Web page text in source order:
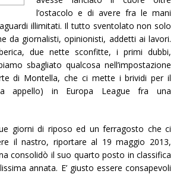
l’ostacolo e di avere fra le mani
illimitati. Il tutto sventolato non solo
da giornalisti, opinionisti, addetti ai lavori.
due nette sconfitte, i primi dubbi,
sbagliato qualcosa nell’impostazione
di Montella, che ci mette i brividi per il
appello) in Europa League fra una
giorni di riposo ed un ferragosto che ci
il nastro, riportare al 19 maggio 2013,
consolidò il suo quarto posto in classifica
annata. E’ giusto essere consapevoli